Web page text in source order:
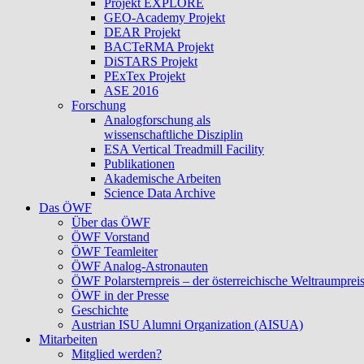
Projekt EXPLORE
GEO-Academy Projekt
DEAR Projekt
BACTeRMA Projekt
DiSTARS Projekt
PExTex Projekt
ASE 2016
Forschung
Analogforschung als
wissenschaftliche Disziplin
ESA Vertical Treadmill Facility
Publikationen
Akademische Arbeiten
Science Data Archive
Das ÖWF
Über das ÖWF
ÖWF Vorstand
ÖWF Teamleiter
ÖWF Analog-Astronauten
ÖWF Polarsternpreis – der österreichische Weltraumpreis
ÖWF in der Presse
Geschichte
Austrian ISU Alumni Organization (AISUA)
Mitarbeiten
Mitglied werden?